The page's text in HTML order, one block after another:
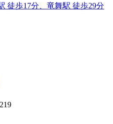
徒歩17分、竜舞駅 徒歩29分